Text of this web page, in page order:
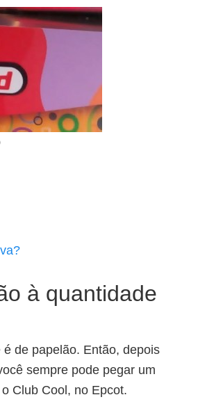
à quantidade
de papelão. Então, depois
sempre pode pegar um
Club Cool, no Epcot.